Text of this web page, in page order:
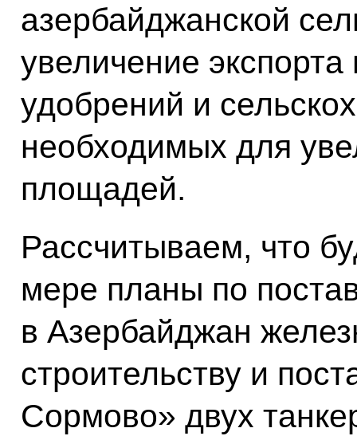
азербайджанской
увеличение
удобрений и
необходимых для
площадей.
Рассчитываем, что
мере планы по
в Азербайджан
строительству и
Сормово» двух